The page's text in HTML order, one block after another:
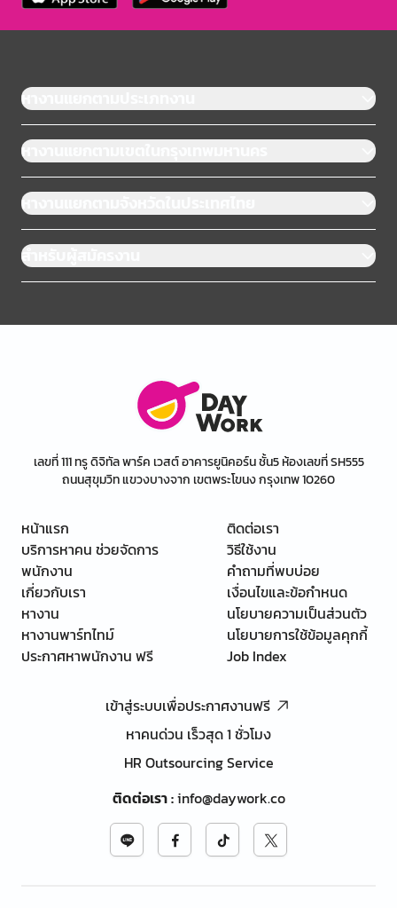
หางานแยกตามประเภทงาน
หางานแยกตามเขตในกรุงเทพมหานคร
หางานแยกตามจังหวัดในประเทศไทย
สำหรับผู้สมัครงาน
เลขที่ 111 ทรู ดิจิทัล พาร์ค เวสต์ อาคารยูนิคอร์น ชั้น5 ห้องเลขที่ SH555
ถนนสุขุมวิท แขวงบางจาก เขตพระโขนง กรุงเทพ 10260
หน้าแรก
บริการหาคน ช่วยจัดการ
พนักงาน
เกี่ยวกับเรา
หางาน
หางานพาร์ทไทม์
ประกาศหาพนักงาน ฟรี
ติดต่อเรา
วิธีใช้งาน
คำถามที่พบบ่อย
เงื่อนไขและข้อกำหนด
นโยบายความเป็นส่วนตัว
นโยบายการใช้ข้อมูลคุกกี้
Job Index
เข้าสู่ระบบเพื่อประกาศงานฟรี
หาคนด่วน เร็วสุด 1 ชั่วโมง
HR Outsourcing Service
ติดต่อเรา:info@daywork.co